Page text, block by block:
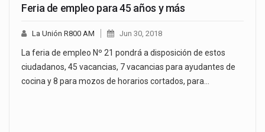
Feria de empleo para 45 años y más
La Unión R800 AM Jun 30, 2018
La feria de empleo Nº 21 pondrá a disposición de estos
ciudadanos, 45 vacancias, 7 vacancias para ayudantes de
cocina y 8 para mozos de horarios cortados, para…